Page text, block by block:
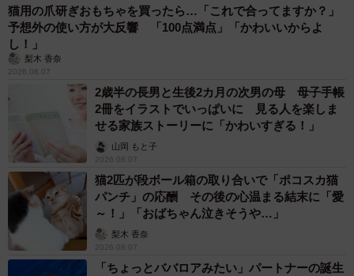
猫用の爪研ぎおもちゃを買ったら…「これで合ってますか？」
予想外の使い方が大反響 「100点満点」「かわいいからよ
し！」
梨木 香奈
2026.08.07
2歳半の長男と生後2カ月の次男の母 母子手帳
2冊をイラストでいっぱいに 見る人を楽しま
せる家族ストーリーに「かわいすぎる！」
山岡 もと子
2026.08.07
猫2匹が段ボール箱の取り合いで「ポコスカ猫
パンチ」の応酬 その後の心温まる結末に「愛
～！」「おばちゃん泣きそうや…」
梨木 香奈
2026.08.07
「ちょっとババロアみたい」パートナーの誕生